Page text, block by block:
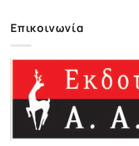
Επικοινωνία